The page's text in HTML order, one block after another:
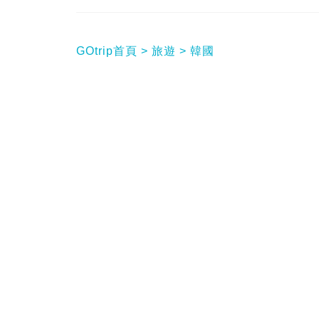
GOtrip首頁 旅遊 韓國